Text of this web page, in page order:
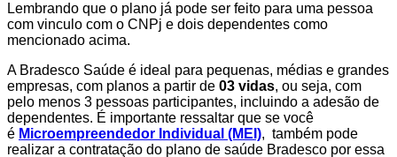
Lembrando que o plano já pode ser feito para uma pessoa
com vinculo com o CNPj e dois dependentes como
mencionado acima.
A Bradesco Saúde é ideal para pequenas, médias e grandes
empresas, com planos a partir de 03 vidas, ou seja, com
pelo menos 3 pessoas participantes, incluindo a adesão de
dependentes. É importante ressaltar que se você
é Microempreendedor Individual (MEI), também pode
realizar a contratação do plano de saúde Bradesco por essa